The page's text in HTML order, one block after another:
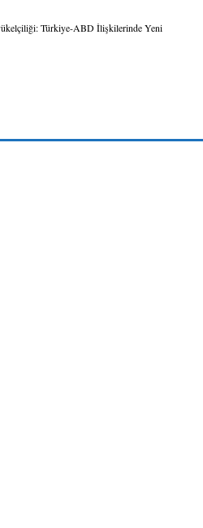
Türkiye-ABD İlişkilerinde Yeni